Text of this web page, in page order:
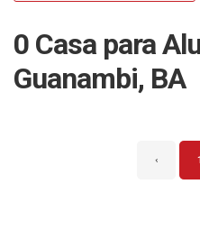
0 Casa para
Guanambi, BA
‹ 1